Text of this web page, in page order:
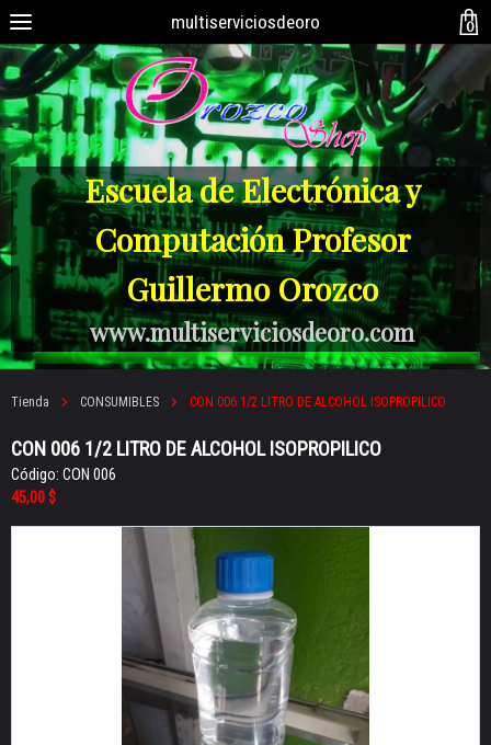
multiserviciosdeoro
Escuela de Electrónica y
Computación Profesor
Guillermo Orozco
www.multiserviciosdeoro.com
Tienda CONSUMIBLES CON 006 1/2 LITRO DE ALCOHOL ISOPROPILICO
CON 006 1/2 LITRO DE ALCOHOL ISOPROPILICO
Código: CON 006
45,00 $
0